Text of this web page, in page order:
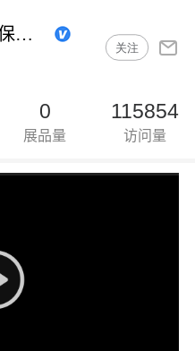
深圳市玉龙环保产业有限公司
关注
0
展品量
115854
访问量